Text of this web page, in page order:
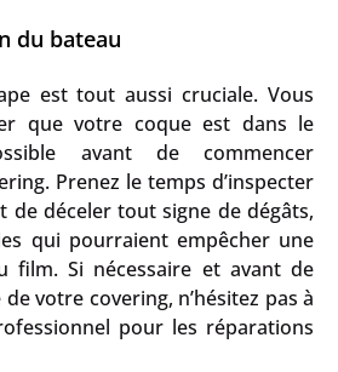
du bateau
est tout aussi cruciale. Vous
que votre coque est dans le
avant de commencer
Prenez le temps d’inspecter
de déceler tout signe de dégâts,
qui pourraient empêcher une
film. Si nécessaire et avant de
votre covering, n’hésitez pas à
pour les réparations